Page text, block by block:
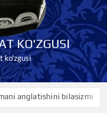
KO'ZGUSI
ko'zgusi
anglatishini bilasizmi